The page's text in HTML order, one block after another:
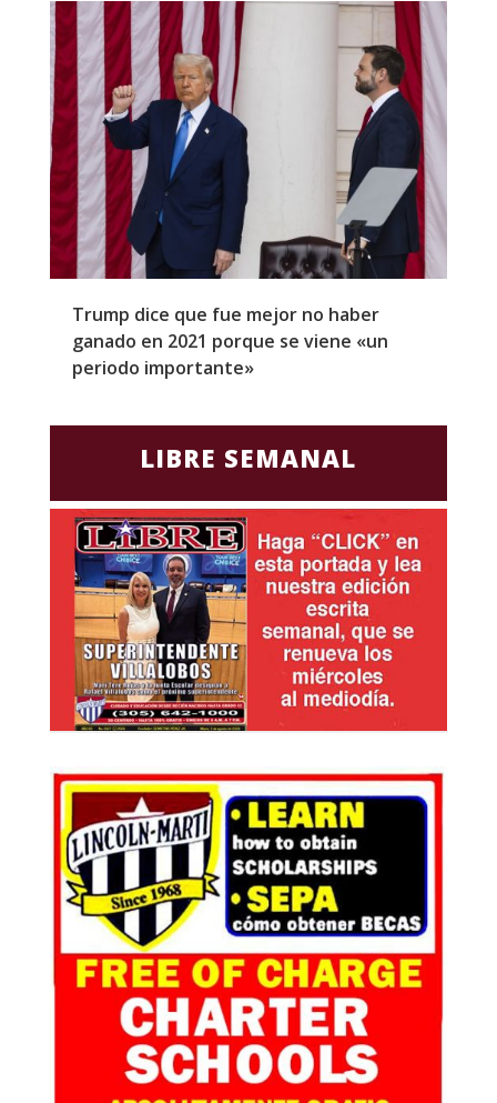
Trump dice que fue mejor no haber
ganado en 2021 porque se viene «un
periodo importante»
LIBRE SEMANAL